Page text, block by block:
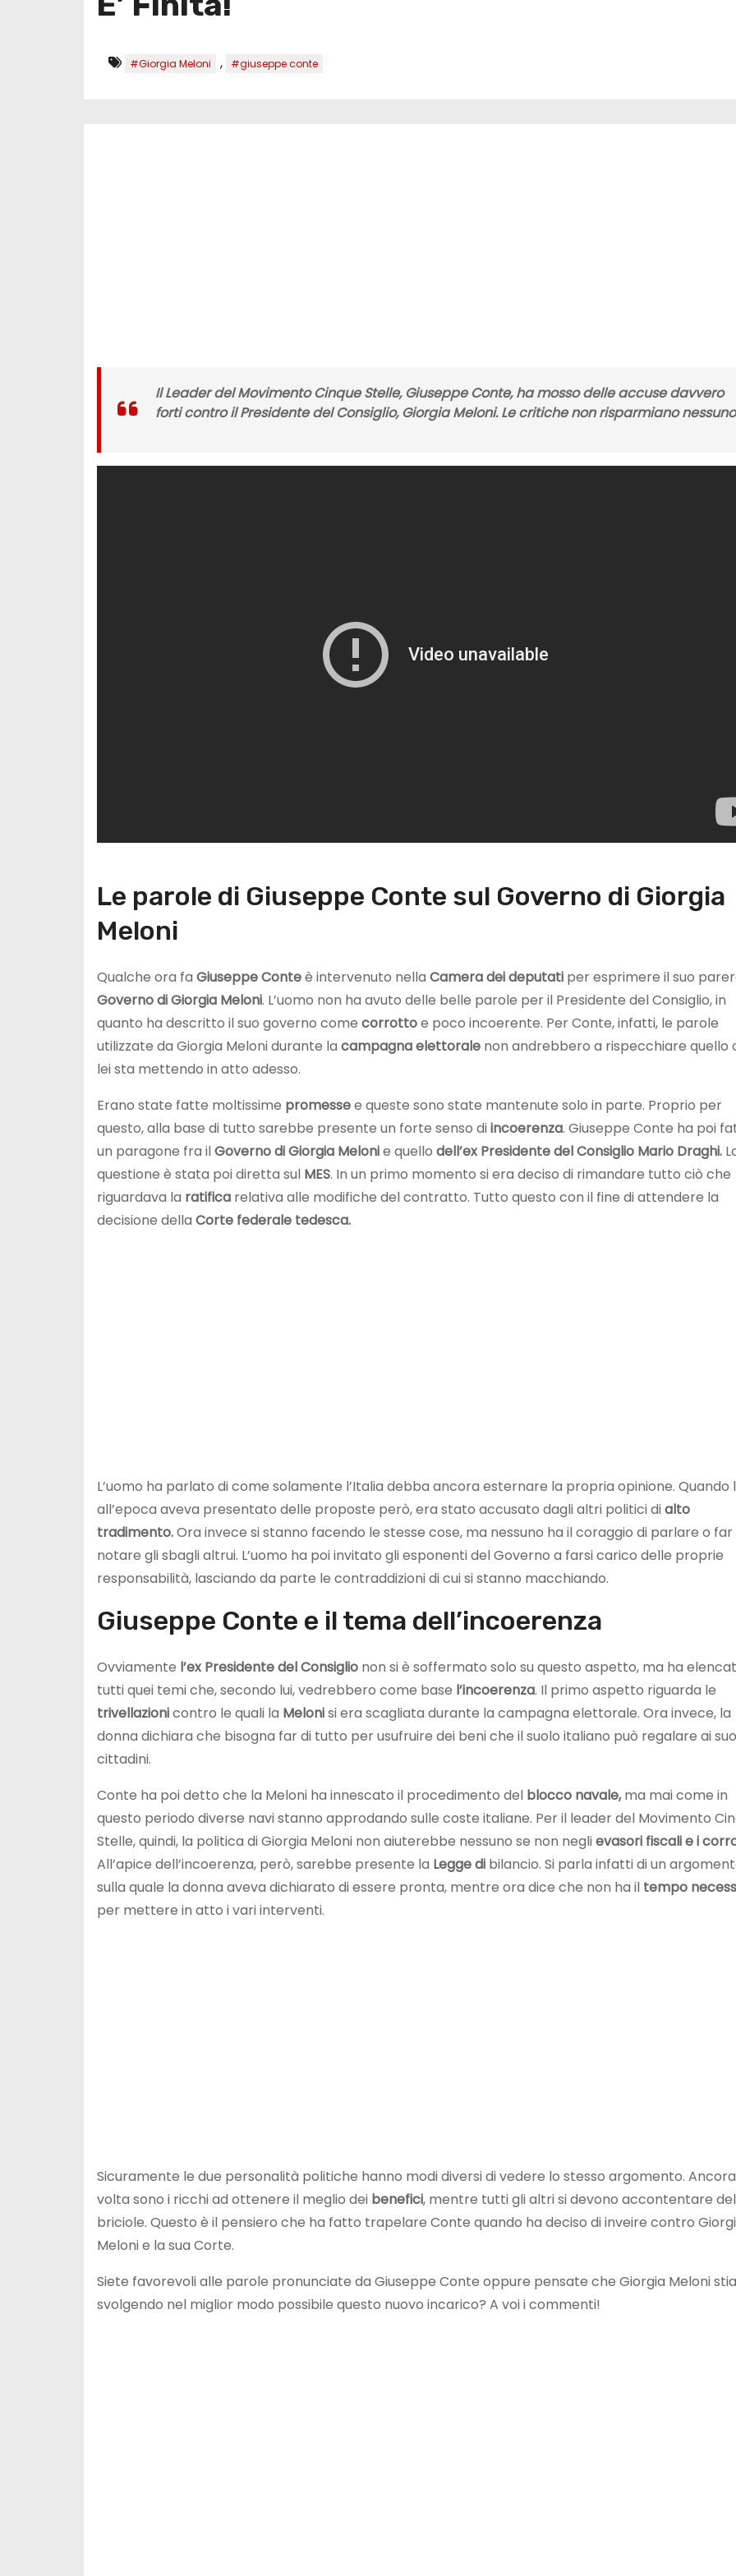
#Giorgia Meloni , #giuseppe conte
Il Leader del Movimento Cinque Stelle, Giuseppe Conte, ha mosso delle accuse davvero
forti contro il Presidente del Consiglio, Giorgia Meloni. Le critiche non risparmiano
Le parole di Giuseppe Conte sul Governo di Giorgia
Meloni
Qualche ora fa Giuseppe Conteè intervenuto nella Camera dei deputati per esprimere il suo
Governo di Giorgia Meloni. L’uomo non ha avuto delle belle parole per il Presidente del Consiglio, in
quanto ha descritto il suo governo come corrottoe poco incoerente. Per Conte, infatti, le parole
utilizzate da Giorgia Meloni durante la campagna elettorale non andrebbero a rispecchiare quello
lei sta mettendo in atto adesso.
Erano state fatte moltissime promessee queste sono state mantenute solo in parte. Proprio per
questo, alla base di tutto sarebbe presente un forte senso diincoerenza. Giuseppe Conte ha poi
un paragone fra ilGoverno di Giorgia Melonie quello dell’ex Presidente del Consiglio Mario Draghi.
questione è stata poi diretta sul MES. In un primo momento si era deciso di rimandare tutto ciò che
riguardava la ratifica relativa alle modifiche del contratto. Tutto questo con il fine di attendere la
decisione della Corte federale tedesca.
L’uomo ha parlato di come solamente l’Italia debba ancora esternare la propria opinione. Quando
all’epoca aveva presentato delle proposte però, era stato accusato dagli altri politici dialto
tradimento.Ora invece si stanno facendo le stesse cose, ma nessuno ha il coraggio di parlare o far
notare gli sbagli altrui. L’uomo ha poi invitato gli esponenti del Governo a farsi carico delle proprie
responsabilità, lasciando da parte le contraddizioni di cui si stanno macchiando.
Giuseppe Conte e il tema dell’incoerenza
Ovviamente l’ex Presidente del Consiglio non si è soffermato solo su questo aspetto, ma ha
tutti quei temi che, secondo lui, vedrebbero come base l’incoerenza. Il primo aspetto riguarda le
trivellazionicontro le quali la Melonisi era scagliata durante la campagna elettorale. Ora invece, la
donna dichiara che bisogna far di tutto per usufruire dei beni che il suolo italiano può regalare ai
cittadini.
Conte ha poi detto che la Meloni ha innescato il procedimento del blocco navale,ma mai come in
questo periodo diverse navi stanno approdando sulle coste italiane. Per il leader del Movimento
Stelle, quindi, la politica di Giorgia Meloni non aiuterebbe nessuno se non neglievasori fiscali e i
All’apice dell’incoerenza, però, sarebbe presente la Legge di bilancio. Si parla infatti di un
sulla quale la donna aveva dichiarato di essere pronta, mentre ora dice che non ha il tempo
per mettere in atto i vari interventi.
Sicuramente le due personalità politiche hanno modi diversi di vedere lo stesso argomento.
volta sono i ricchi ad ottenere il meglio dei benefici, mentre tutti gli altri si devono accontentare
briciole. Questo è il pensiero che ha fatto trapelare Conte quando ha deciso di inveire contro
Meloni e la sua Corte.
Siete favorevoli alle parole pronunciate da Giuseppe Conte oppure pensate che Giorgia Meloni stia
svolgendo nel miglior modo possibile questo nuovo incarico? A voi i commenti!